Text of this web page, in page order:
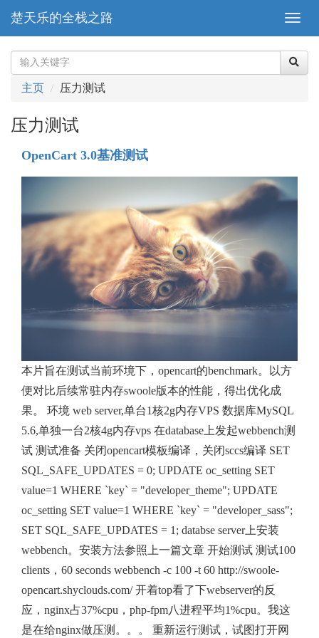
楚天乐的全栈之路
主页 压力测试
压力测试
OpenCart 3.0基准测试
本片旨在测试当前环境下，opencart的benchmark。以方
便对比后续常驻内存swoole版本的性能，得出优化成
果。 环境 web server,单台1核2g内存VPS 数据库MySQL
5.6,单独一台2核4g内存vps 在database上发起webbench测
试 测试准备 关闭opencart模板编译，关闭sccs编译 SET
SQL_SAFE_UPDATES = 0; UPDATE oc_setting SET
value=1 WHERE `key` = "developer_theme"; UPDATE
oc_setting SET value=1 WHERE `key` = "developer_sass";
SET SQL_SAFE_UPDATES = 1; databse server上安装
webbench。安装方法参照上一篇文章 开始测试 测试100
clients，60 seconds webbench -c 100 -t 60 http://swoole-
opencart.shyclouds.com/ 开着top看了下webserver的反
应，nginx占37%cpu，php-fpm八进程平均1%cpu。我这
是在给nginx做压测。。。 重新运行测试，试图打开网